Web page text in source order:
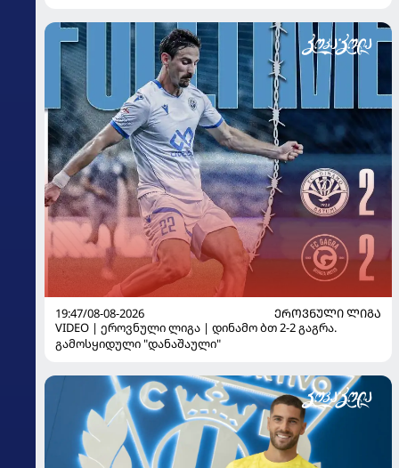
19:47/08-08-2026
ᲔᲠᲝᲕᲜᲣᲚᲘ ᲚᲘᲒᲐ
VIDEO | ეროვნული ლიგა | დინამო ბთ 2-2 გაგრა.
გამოსყიდული "დანაშაული"